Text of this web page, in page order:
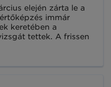
elején zárta le a
immár
keretében a
tettek. A frissen
nyomós érvet
is érdemes részt